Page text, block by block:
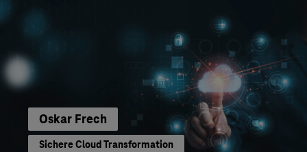
Oskar Frech
Sichere Cloud Transformation